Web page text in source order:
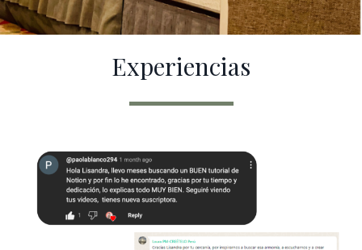
Experiencias